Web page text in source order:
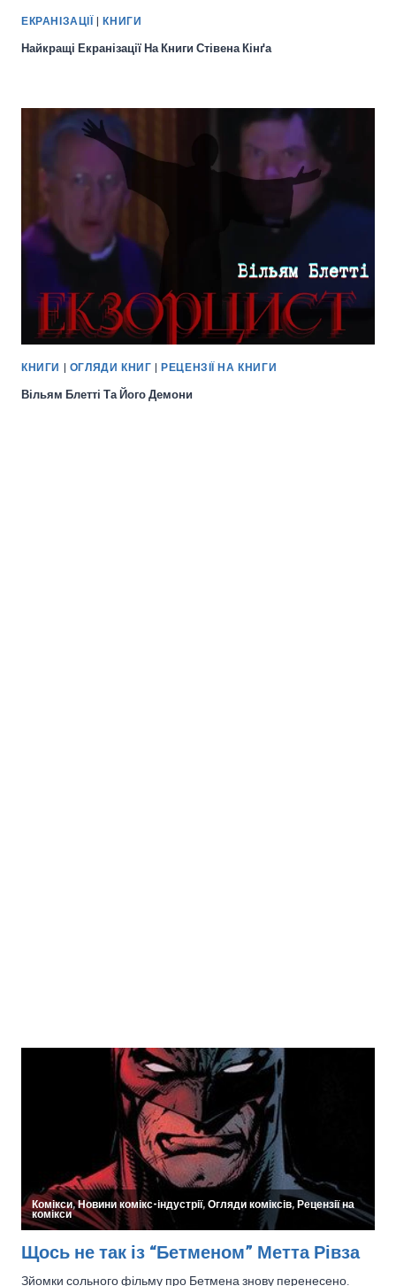
ЕКРАНІЗАЦІЇ |КНИГИ
Найкращі Екранізації На Книги Стівена Кінґа
КНИГИ | ОГЛЯДИ КНИГ |РЕЦЕНЗІЇ НА КНИГИ
Вільям Блетті Та Його Демони